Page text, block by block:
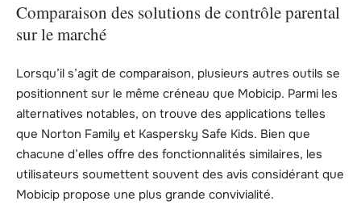
Comparaison des solutions de contrôle parental
sur le marché
Lorsqu’il s’agit de comparaison, plusieurs autres outils se
positionnent sur le même créneau que Mobicip. Parmi les
alternatives notables, on trouve des applications telles
que Norton Family et Kaspersky Safe Kids. Bien que
chacune d’elles offre des fonctionnalités similaires, les
utilisateurs soumettent souvent des avis considérant que
Mobicip propose une plus grande convivialité.